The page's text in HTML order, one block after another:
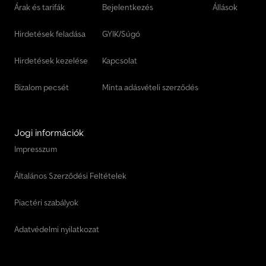
Vw Lt Transporter
Vw T Transporter
Árak és tarifák
Hirdetések feladása
Hirdetések kezelése
Bizalom pecsét
Bejelentkezés
GYIK/Súgó
Kapcsolat
Minta adásvételi szerződés
Állások
Jogi információk
Impresszum
Általános Szerződési Feltételek
Piactéri szabályok
Adatvédelmi nyilatkozat